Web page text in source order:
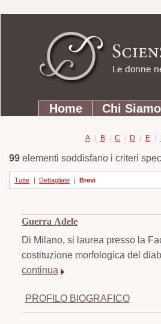
contenuti.
Strumenti
personali
SezioniHome Chi Siamo
A | B | C | D | E |
99elementi soddisfano i criteri
Tutte | Dettagliate | Brevi
Guerra Adele
Di Milano, si laurea presso la
costituzione morfologica del
continua
PROFILO BIOGRAFICO